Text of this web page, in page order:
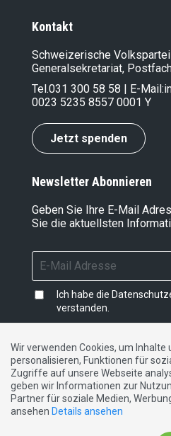
Kontakt
Schweizerische Volkspartei
Generalsekretariat,
Tel.031 300 58 58 | E-Mail:
0023 5235 8557 0001 Y
Jetzt spenden
Newsletter Abonnieren
Geben Sie Ihre E-Mail
Sie die aktuellsten
Ich habe die
verstanden.
Impressum|
DE FR IT
Wir verwenden Cookies, um Inhalte
personalisieren, Funktionen für
Zugriffe auf unsere Webseite
geben wir Informationen zur
Partner für soziale Medien,
ansehen Details ansehen